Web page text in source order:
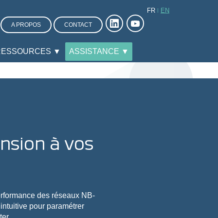
A PROPOS CONTACT
FR EN
▼ ASSISTANCE ▼
à vos
des réseaux NB-
pour paramétrer